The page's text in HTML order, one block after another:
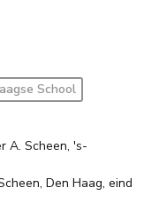
School
A. Scheen, 's-
Den Haag, eind